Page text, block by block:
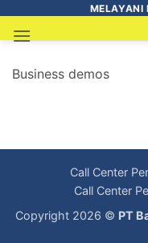
MELAYANI
Business demos
Call Center
Call Center
Copyright 2026 © PT